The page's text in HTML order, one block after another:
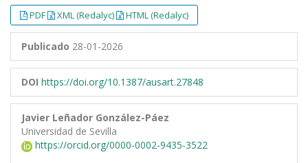
PDF XML (Redalyc) HTML (Redalyc)
Publicado 28-01-2026
DOI https://doi.org/10.1387/ausart.27848
Javier Leñador González-Páez
Universidad de Sevilla
https://orcid.org/0000-0002-9435-3522